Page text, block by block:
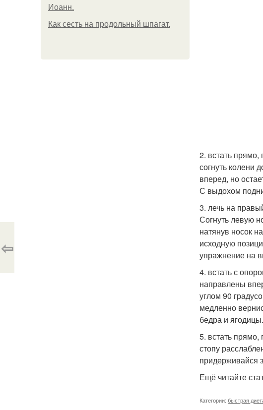
Иоанн.
Как сесть на продольный шпагат.
2. встать
согнуть колени
вперед, но
С выдохом
3. лечь на
Согнуть левую
натянув носок
исходную
упражнение на
4. встать с
направлены
углом 90
медленно
бедра и ягодицы.
5. встать
стопу
придерживайся
Ещё читайте
Категории: быстрая
⇦